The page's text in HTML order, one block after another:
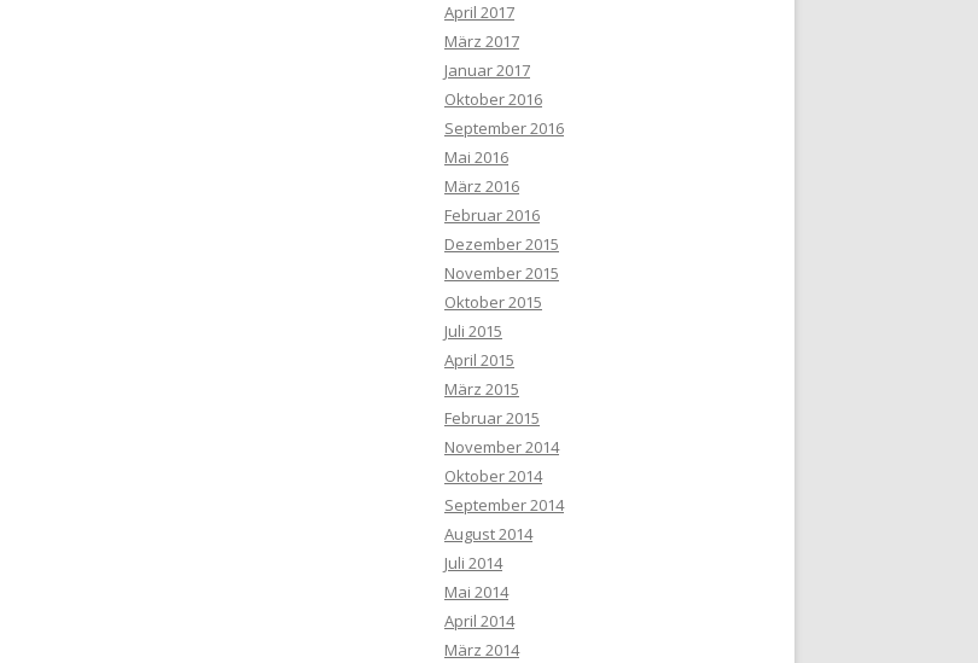
April 2017
März 2017
Januar 2017
Oktober 2016
September 2016
Mai 2016
März 2016
Februar 2016
Dezember 2015
November 2015
Oktober 2015
Juli 2015
April 2015
März 2015
Februar 2015
November 2014
Oktober 2014
September 2014
August 2014
Juli 2014
Mai 2014
April 2014
März 2014